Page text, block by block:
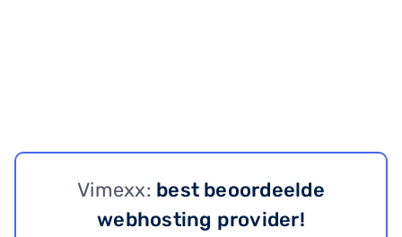
Vimexx: best beoordeelde
webhosting provider!